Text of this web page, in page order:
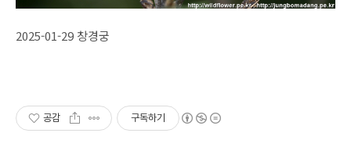
2025-01-29 창경궁
공감 구독하기